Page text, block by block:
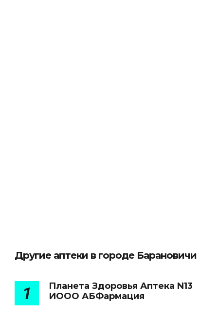
Другие аптеки в городе Барановичи
1
Планета Здоровья Аптека N13
ИООО АБФармация